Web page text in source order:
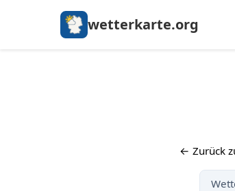
wetterkarte.org
← Zurück